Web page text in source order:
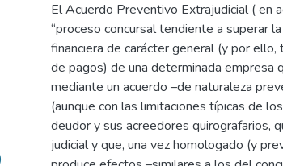
El Acuerdo Preventivo Extrajudicial ( en
“proceso concursal tendiente a superar
financiera de carácter general (y por
de pagos) de una determinada empresa
mediante un acuerdo –de naturaleza
(aunque con las limitaciones típicas de
deudor y sus acreedores quirografarios,
judicial y que, una vez homologado (y